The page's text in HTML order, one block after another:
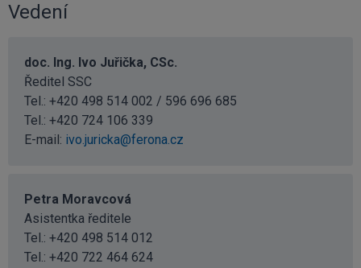
Vedení
doc. Ing. Ivo Juřička, CSc.
Ředitel SSC
Tel.: +420 498 514 002 / 596 696 685
Tel.: +420 724 106 339
E-mail: ivo.juricka@ferona.cz
Petra Moravcová
Asistentka ředitele
Tel.: +420 498 514 012
Tel.: +420 722 464 624